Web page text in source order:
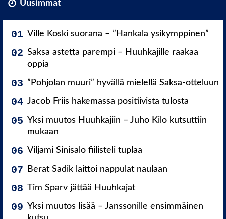
Uusimmat
Ville Koski suorana – ”Hankala ysikymppinen”
Saksa astetta parempi – Huuhkajille raakaa
oppia
”Pohjolan muuri” hyvällä mielellä Saksa-otteluun
Jacob Friis hakemassa positiivista tulosta
Yksi muutos Huuhkajiin – Juho Kilo kutsuttiin
mukaan
Viljami Sinisalo fiilisteli tuplaa
Berat Sadik laittoi nappulat naulaan
Tim Sparv jättää Huuhkajat
Yksi muutos lisää – Janssonille ensimmäinen